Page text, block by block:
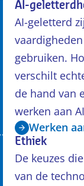
AI-
AI-geletterd
gebruiken.
verschilt
de hand van
werken aan
Werken
Ethiek
De keuzes
van de